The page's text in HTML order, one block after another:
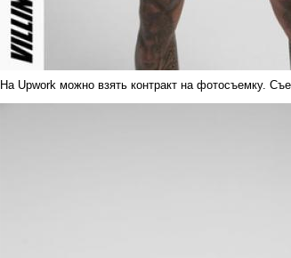
На Upwork можно взять контракт на фотосъемку.